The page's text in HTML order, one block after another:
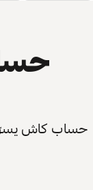
حساب كاش يسرّع